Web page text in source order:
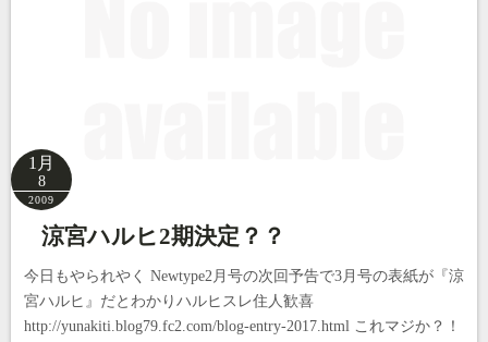
1月
8
2009
涼宮ハルヒ2期決定？？
今日もやられやく Newtype2月号の次回予告で3月号の表紙が『涼
宮ハルヒ』だとわかりハルヒスレ住人歓喜
http://yunakiti.blog79.fc2.com/blog-entry-2017.html これマジか？！